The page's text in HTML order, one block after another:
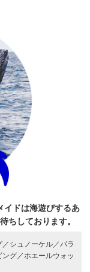
イドは海遊びするあ
ちしております。
／ シュノーケル／パラ
ング／ホエールウォッ